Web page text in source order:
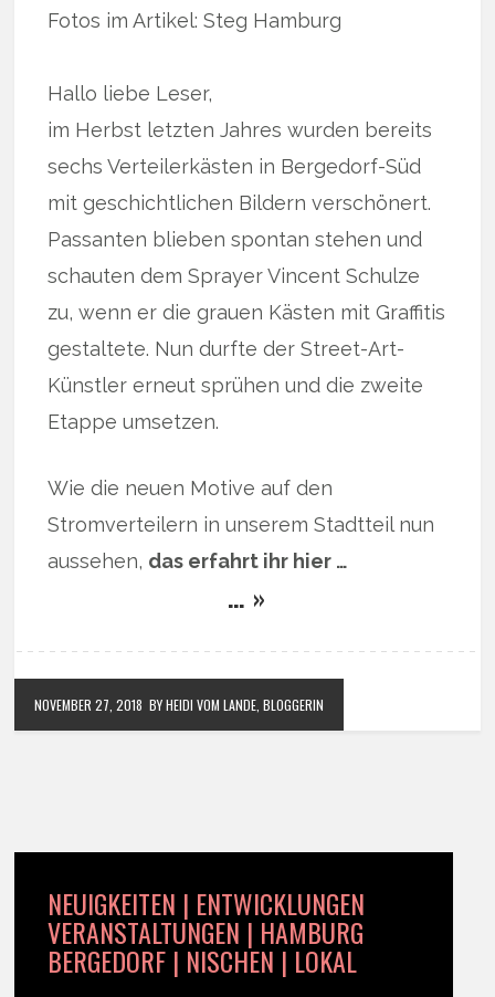
Fotos im Artikel: Steg Hamburg
Hallo liebe Leser,
im Herbst letzten Jahres wurden bereits
sechs Verteilerkästen in Bergedorf-Süd
mit geschichtlichen Bildern verschönert.
Passanten blieben spontan stehen und
schauten dem Sprayer Vincent Schulze
zu, wenn er die grauen Kästen mit Graffitis
gestaltete. Nun durfte der Street-Art-
Künstler erneut sprühen und die zweite
Etappe umsetzen.
Wie die neuen Motive auf den
Stromverteilern in unserem Stadtteil nun
aussehen, das erfahrt ihr hier …
… »
NOVEMBER 27, 2018 BY HEIDI VOM LANDE, BLOGGERIN
NEUIGKEITEN | ENTWICKLUNGEN
VERANSTALTUNGEN | HAMBURG
BERGEDORF | NISCHEN | LOKAL